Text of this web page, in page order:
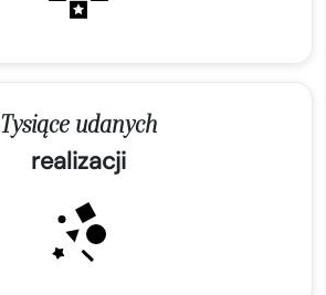
Tysiące udanych
realizacji